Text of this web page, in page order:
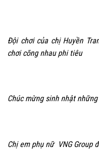
Đội chơi của chị Huyền
chơi cõng nhau phi tiêu
Chúc mừng sinh nhật
Chị em phụ nữ VNG Group